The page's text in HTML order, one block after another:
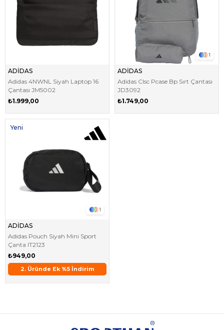
ADİDAS
Adidas 4NWNL Siyah Laptop 16
Çantası JM5002
₺1.999,00
1
ADİDAS
Adidas Clsc Pcase Bp Sırt Çantası
JD3092
₺1.749,00
1
ADİDAS
Adidas Pouch Siyah Mini Sport
Çanta IT2123
₺949,00
Yeni
2. Üründe Ek %5 İndirim